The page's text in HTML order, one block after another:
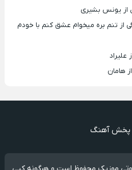
از یونس بشیری
از تنم بره میخوام عشق کنم با خودم
علیراد
هامان
پخش آهنگ